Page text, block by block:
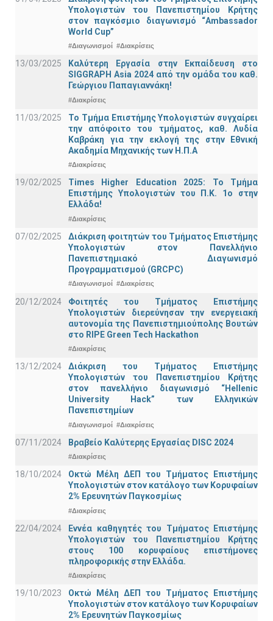
Υπολογιστών του Πανεπιστημίου Κρήτης
στον παγκόσμιο διαγωνισμό “Ambassador
World Cup”
#Διαγωνισμοί #Διακρίσεις
13/03/2025
Καλύτερη Εργασία στην Εκπαίδευση στο
SIGGRAPH Asia 2024 από την ομάδα του καθ.
Γεώργιου Παπαγιαννάκη!
#Διακρίσεις
11/03/2025
Το Τμήμα Επιστήμης Υπολογιστών συγχαίρει
την απόφοιτο του τμήματος, καθ. Λυδία
Καβράκη για την εκλογή της στην Εθνική
Ακαδημία Μηχανικής των Η.Π.Α
#Διακρίσεις
19/02/2025
Times Higher Education 2025: Το Τμήμα
Επιστήμης Υπολογιστών του Π.Κ. 1ο στην
Ελλάδα!
#Διακρίσεις
07/02/2025
Διάκριση φοιτητών του Τμήματος Επιστήμης
Υπολογιστών στον Πανελλήνιο
Πανεπιστημιακό Διαγωνισμό
Προγραμματισμού (GRCPC)
#Διαγωνισμοί #Διακρίσεις
20/12/2024
Φοιτητές του Τμήματος Επιστήμης
Υπολογιστών διερεύνησαν την ενεργειακή
αυτονομία της Πανεπιστημιούπολης Βουτών
στο RIPE Green Tech Hackathon
#Διακρίσεις
13/12/2024
Διάκριση του Τμήματος Επιστήμης
Υπολογιστών του Πανεπιστημίου Κρήτης
στον πανελλήνιο διαγωνισμό “Hellenic
University Hack” των Ελληνικών
Πανεπιστημίων
#Διαγωνισμοί #Διακρίσεις
07/11/2024 Βραβείο Καλύτερης Εργασίας DISC 2024
#Διακρίσεις
18/10/2024
Οκτώ Μέλη ΔΕΠ του Τμήματος Επιστήμης
Υπολογιστών στον κατάλογο των Κορυφαίων
2% Ερευνητών Παγκοσμίως
#Διακρίσεις
22/04/2024
Εννέα καθηγητές του Τμήματος Επιστήμης
Υπολογιστών του Πανεπιστημίου Κρήτης
στους 100 κορυφαίους επιστήμονες
πληροφορικής στην Ελλάδα.
#Διακρίσεις
19/10/2023
Οκτώ Μέλη ΔΕΠ του Τμήματος Επιστήμης
Υπολογιστών στον κατάλογο των Κορυφαίων
2% Ερευνητών Παγκοσμίως